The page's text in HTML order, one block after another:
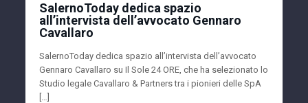
SalernoToday dedica spazio
all’intervista dell’avvocato Gennaro
Cavallaro
SalernoToday dedica spazio all’intervista dell’avvocato
Gennaro Cavallaro su Il Sole 24 ORE, che ha selezionato lo
Studio legale Cavallaro & Partners tra i pionieri delle SpA
[…]